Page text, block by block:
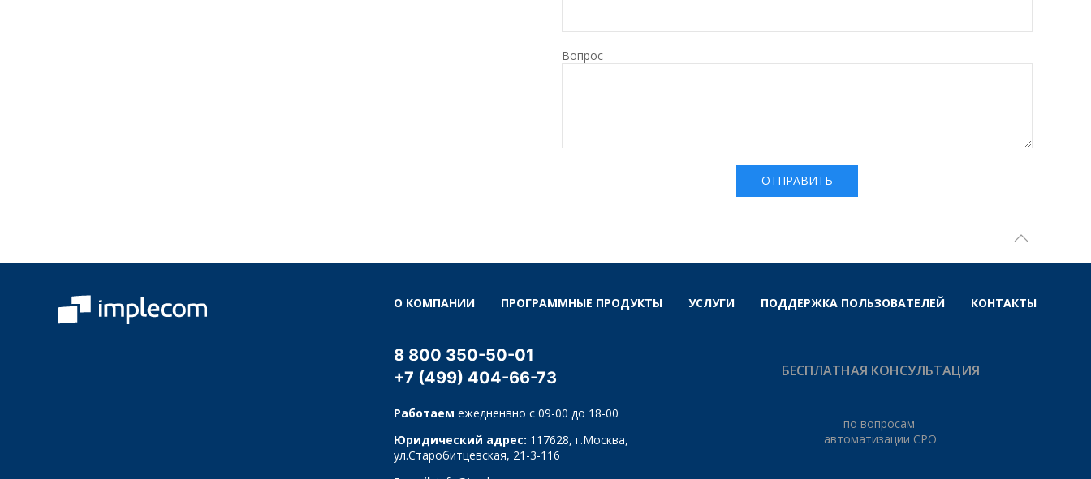
Вопрос
ОТПРАВИТЬ
О КОМПАНИИ ПРОГРАММНЫЕ ПРОДУКТЫ УСЛУГИ ПОДДЕРЖКА ПОЛЬЗОВАТЕЛЕЙ КОНТАКТЫ
8 800 350-50-01
+7 (499) 404-66-73
Работаем ежедненвно с 09-00 до 18-00
Юридический адрес: 117628, г.Москва,
ул.Старобитцевская, 21-3-116
БЕСПЛАТНАЯ КОНСУЛЬТАЦИЯ
по вопросам
автоматизации СРО